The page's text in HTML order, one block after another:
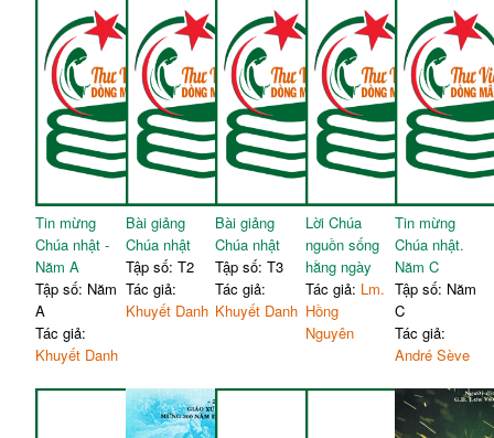
Tin mừng
Chúa nhật -
Năm A
Tập số: Năm
A
Tác giả:
Khuyết Danh
Bài giảng
Chúa nhật
Tập số: T2
Tác giả:
Khuyết Danh
Bài giảng
Chúa nhật
Tập số: T3
Tác giả:
Khuyết Danh
Lời Chúa
nguồn sống
hằng ngày
Tác giả: Lm.
Hồng
Nguyên
Tin mừng
Chúa nhật.
Năm C
Tập số: Năm
C
Tác giả:
André Sève